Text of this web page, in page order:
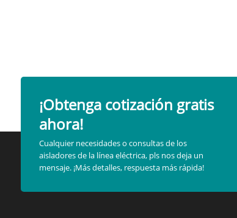
¡Obtenga cotización gratis
ahora!
Cualquier necesidades o consultas de los
aisladores de la línea eléctrica, pls nos deja un
mensaje. ¡Más detalles, respuesta más rápida!